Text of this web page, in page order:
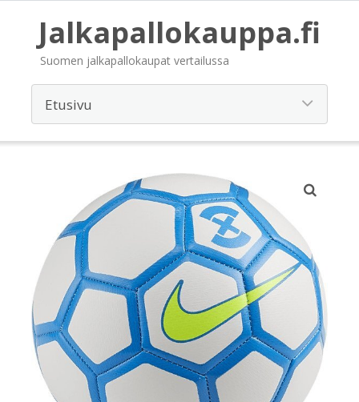
Jalkapallokauppa.fi
Suomen jalkapallokaupat vertailussa